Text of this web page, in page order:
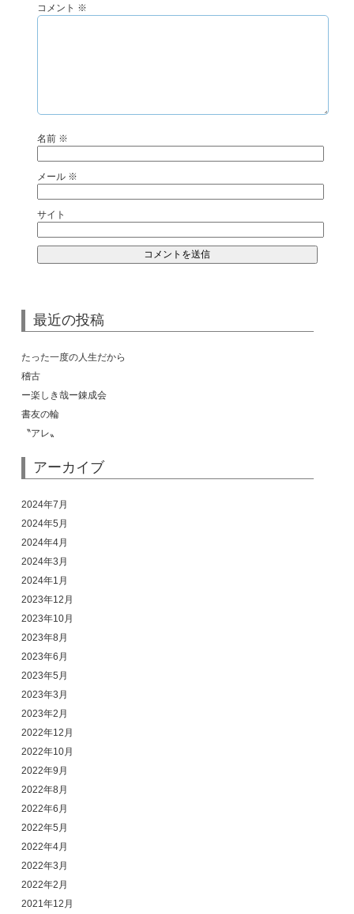
コメント ※
名前 ※
メール ※
サイト
最近の投稿
たった一度の人生だから
稽古
ー楽しき哉ー錬成会
書友の輪
〝アレ〟
アーカイブ
2024年7月
2024年5月
2024年4月
2024年3月
2024年1月
2023年12月
2023年10月
2023年8月
2023年6月
2023年5月
2023年3月
2023年2月
2022年12月
2022年10月
2022年9月
2022年8月
2022年6月
2022年5月
2022年4月
2022年3月
2022年2月
2021年12月